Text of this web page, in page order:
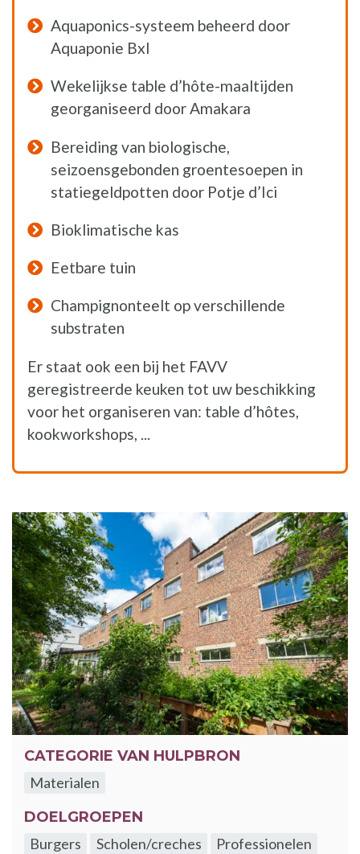
Aquaponics-systeem beheerd door
Aquaponie Bxl
Wekelijkse table d’hôte-maaltijden
georganiseerd door Amakara
Bereiding van biologische,
seizoensgebonden groentesoepen in
statiegeldpotten door Potje d’Ici
Bioklimatische kas
Eetbare tuin
Champignonteelt op verschillende
substraten
Er staat ook een bij het FAVV
geregistreerde keuken tot uw beschikking
voor het organiseren van: table d’hôtes,
kookworkshops, ...
CATEGORIE VAN HULPBRON
Materialen
DOELGROEPEN
Burgers
Scholen/creches
Professionelen